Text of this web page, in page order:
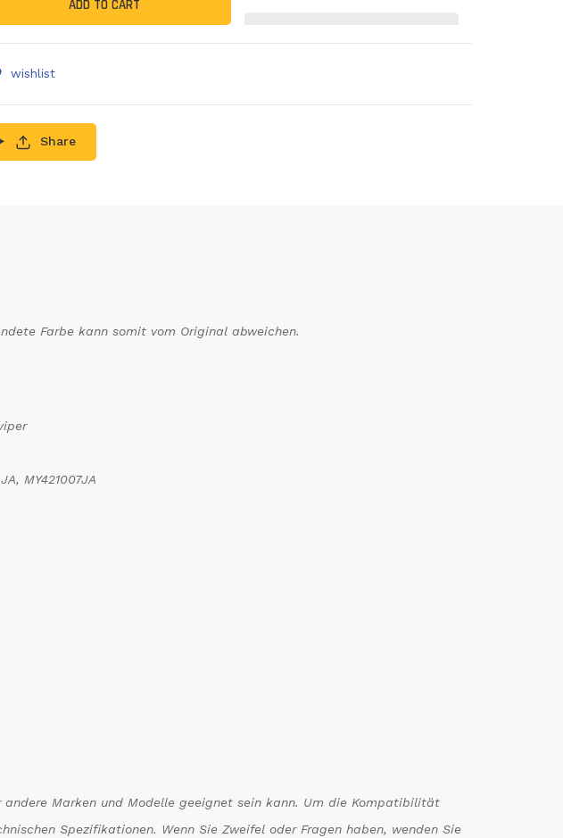
ADD TO CART
wishlist
Share
Farbe kann somit vom Original abweichen.
MY421007JA
Marken und Modelle geeignet sein kann. Um die Kompatibilität
Spezifikationen. Wenn Sie Zweifel oder Fragen haben, wenden Sie